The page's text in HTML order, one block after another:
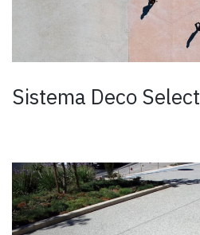
Sistema Deco Select